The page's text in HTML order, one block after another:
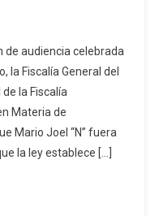
de audiencia celebrada
la Fiscalía General del
la Fiscalía
Materia de
Mario Joel “N” fuera
la ley establece […]